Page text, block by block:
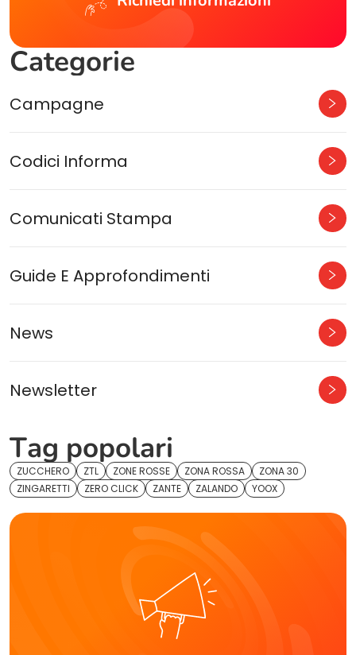
Categorie
Campagne
Codici Informa
Comunicati Stampa
Guide E Approfondimenti
News
Newsletter
Tag popolari
ZUCCHERO ZTL ZONE ROSSE ZONA ROSSA
ZONA 30
ZINGARETTI
ZERO CLICK ZANTE ZALANDO YOOX